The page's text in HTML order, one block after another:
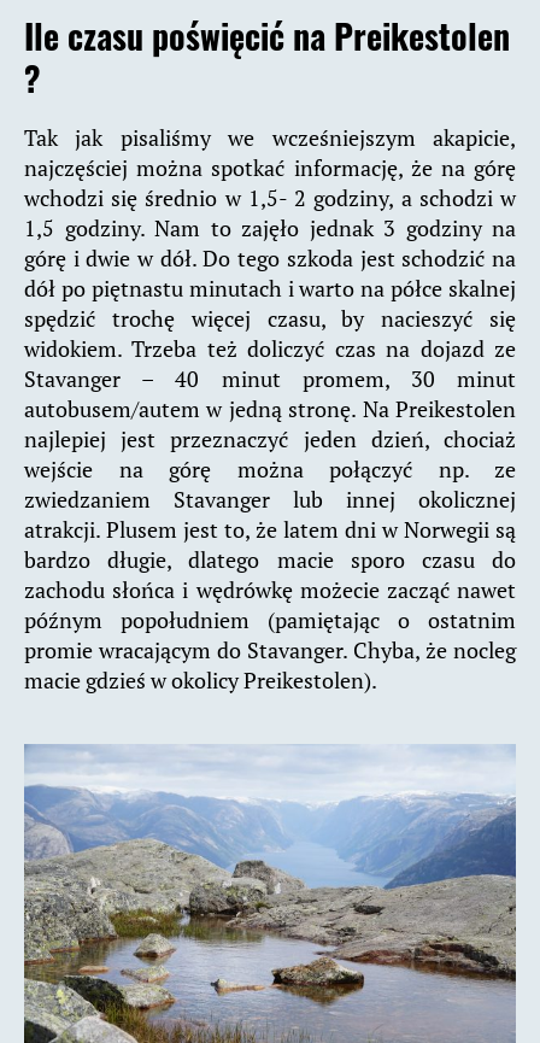
Ile czasu poświęcić na Preikestolen
?
Tak jak pisaliśmy we wcześniejszym akapicie,
najczęściej można spotkać informację, że na górę
wchodzi się średnio w 1,5- 2 godziny, a schodzi w
1,5 godziny. Nam to zajęło jednak 3 godziny na
górę i dwie w dół. Do tego szkoda jest schodzić na
dół po piętnastu minutach i warto na półce skalnej
spędzić trochę więcej czasu, by nacieszyć się
widokiem. Trzeba też doliczyć czas na dojazd ze
Stavanger – 40 minut promem, 30 minut
autobusem/autem w jedną stronę. Na Preikestolen
najlepiej jest przeznaczyć jeden dzień, chociaż
wejście na górę można połączyć np. ze
zwiedzaniem Stavanger lub innej okolicznej
atrakcji. Plusem jest to, że latem dni w Norwegii są
bardzo długie, dlatego macie sporo czasu do
zachodu słońca i wędrówkę możecie zacząć nawet
późnym popołudniem (pamiętając o ostatnim
promie wracającym do Stavanger. Chyba, że nocleg
macie gdzieś w okolicy Preikestolen).